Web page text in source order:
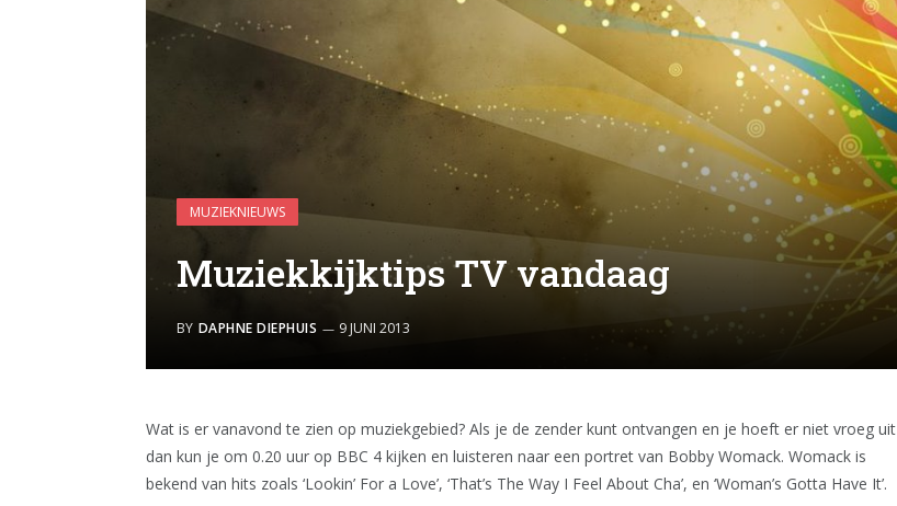
MUZIEKNIEUWS
Muziekkijktips TV vandaag
BY DAPHNE DIEPHUIS 9 JUNI 2013
Wat is er vanavond te zien op muziekgebied? Als je de zender kunt ontvangen en je hoeft er niet vroeg uit
dan kun je om 0.20 uur op BBC 4 kijken en luisteren naar een portret van Bobby Womack. Womack is
bekend van hits zoals ‘Lookin’ For a Love’, ‘That’s The Way I Feel About Cha’, en ‘Woman’s Gotta Have It’.